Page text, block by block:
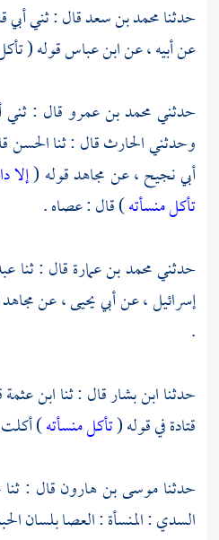
حدثنامحمد بن سعدقال : ثني
عن أبيه ، عنابن عباسقوله (
حدثنيمحمد بن عمروقال : ثني
وحدثنيالحارثقال : ثناالحسن
أبي نجيح ،عنمجاهدقوله (إلا
تأكل منسأته) قال : عصاه .
حدثنيمحمد بن عمارةقال : ثنا
إسرائيل ،عنأبي يحيى ،عنمجاهد
.
حدثناابن بشارقال : ثناابن عثمة
قتادةفي قوله (تأكل منسأته)
حدثناموسى بن هارونقال : ثنا
السدي : المنسأة : العصا بلسان